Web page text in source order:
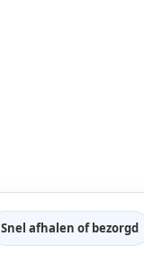
Snel afhalen of bezorgd